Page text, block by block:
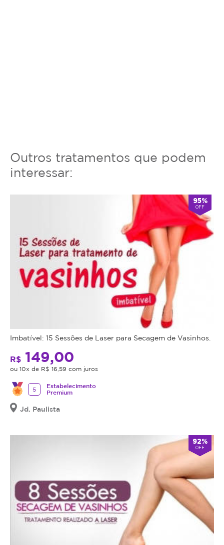
Outros tratamentos que podem
interessar:
95%
OFF
Imbatível: 15 Sessões de Laser para Secagem de Vasinhos.
R$ 149,00
ou 10x de R$ 16,59 com juros
5
Estabelecimento
Premium
Jd. Paulista
92%
OFF